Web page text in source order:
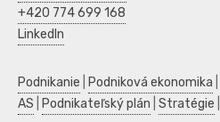
+420 774 699 168
LinkedIn
Podnikanie Podniková ekonomika
AS
Podnikateľský plán Stratégie